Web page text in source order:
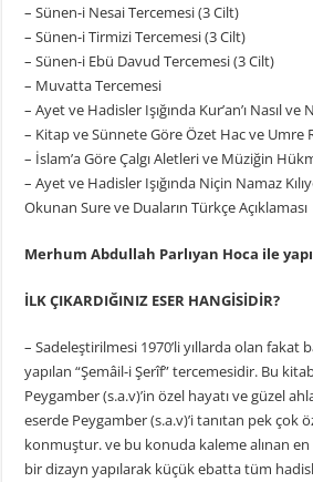
– Sünen-i Nesai Tercemesi (3 Cilt)
– Sünen-i Tirmizi Tercemesi (3 Cilt)
– Sünen-i Ebü Davud Tercemesi (3 Cilt)
– Muvatta Tercemesi
– Ayet ve Hadisler Işığında Kur’an’ı Nasıl ve
– Kitap ve Sünnete Göre Özet Hac ve Umre
– İslam’a Göre Çalgı Aletleri ve Müziğin
– Ayet ve Hadisler Işığında Niçin Namaz
Okunan Sure ve Duaların Türkçe Açıklaması
Merhum Abdullah Parlıyan Hoca ile
İLK ÇIKARDIĞINIZ ESER HANGİSİDİR?
– Sadeleştirilmesi 1970’li yıllarda olan fakat
yapılan “Şemâil-i Şerîf” tercemesidir. Bu
Peygamber (s.a.v)’in özel hayatı ve güzel
eserde Peygamber (s.a.v)’i tanıtan pek çok
konmuştur. ve bu konuda kaleme alınan
bir dizayn yapılarak küçük ebatta tüm